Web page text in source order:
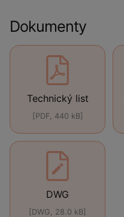
Dokumenty
Technický list
[PDF, 440 kB]
DWG
[DWG, 28.0 kB]